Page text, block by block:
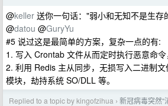
@keller 送你一句话："弱小和无知不是生存
@datou @GuryYu
#5 说过这是最简单的方案，复杂一点的有:
1. 写入 Crontab 文件从而定时执行恶意命令
2. 利用 Redis 主从同步，无损写入二进制
模块，劫持系统 SO/DLL 等。
Replied to a topic by kingofzihua › 新冠病毒突然“